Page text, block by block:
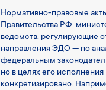
Нормативно-правовые
Правительства РФ,
ведомств, регулирующие
направления ЭДО — по
федеральным
но в целях его исполнения
конкретизировано.